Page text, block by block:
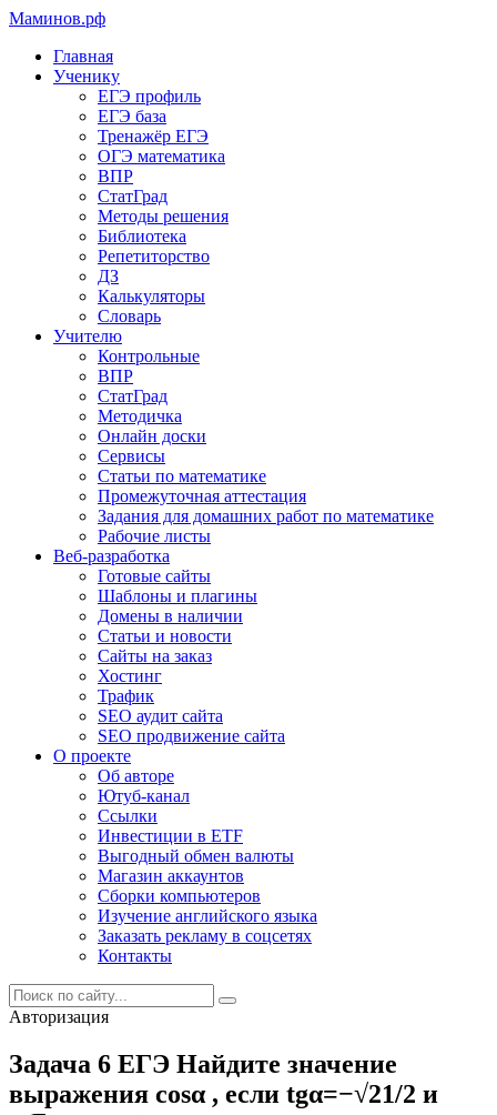
Маминов.рф
Главная
Ученику
ЕГЭ профиль
ЕГЭ база
Тренажёр ЕГЭ
ОГЭ математика
ВПР
СтатГрад
Методы решения
Библиотека
Репетиторство
ДЗ
Калькуляторы
Словарь
Учителю
Контрольные
ВПР
СтатГрад
Методичка
Онлайн доски
Сервисы
Статьи по математике
Промежуточная аттестация
Задания для домашних работ по математике
Рабочие листы
Веб-разработка
Готовые сайты
Шаблоны и плагины
Домены в наличии
Статьи и новости
Сайты на заказ
Хостинг
Трафик
SEO аудит сайта
SEO продвижение сайта
О проекте
Об авторе
Ютуб-канал
Ссылки
Инвестиции в ETF
Выгодный обмен валюты
Магазин аккаунтов
Сборки компьютеров
Изучение английского языка
Заказать рекламу в соцсетях
Контакты
Авторизация
Задача 6 ЕГЭ Найдите значение
выражения cosα , если tgα=−√21/2 и